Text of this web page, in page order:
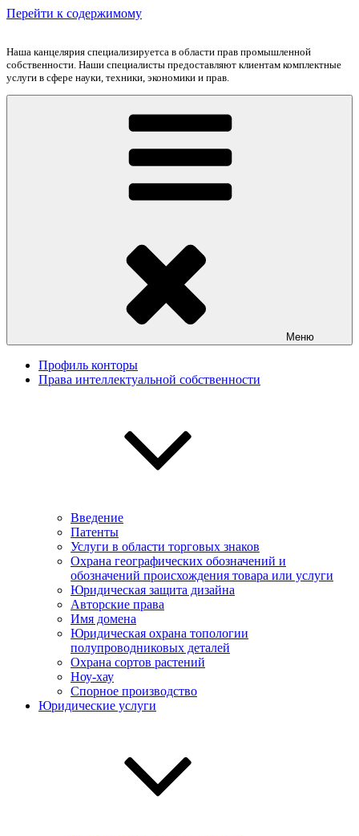
Перейти к содержимому
Наша канцелярия специализируетса в области прав промышленной
собственности. Наши специалисты предоставляют клиентам комплектные
услуги в сфере науки, техники, экономики и прав.
Меню
Профиль конторы
Права интеллектуальной собственности
Введение
Патенты
Услуги в области торговых знаков
Охрана географических обозначений и
обозначений происхождения товара или услуги
Юридическая защита дизайна
Авторские права
Имя домена
Юридическая охрана топологии
полупроводниковых деталей
Охрана сортов растений
Ноу-хау
Спорное производство
Юридические услуги